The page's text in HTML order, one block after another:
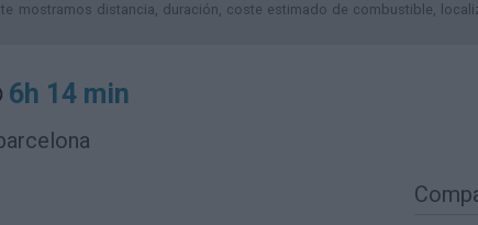
mostramos distancia, duración, coste estimado de combustible,
6h 14 min